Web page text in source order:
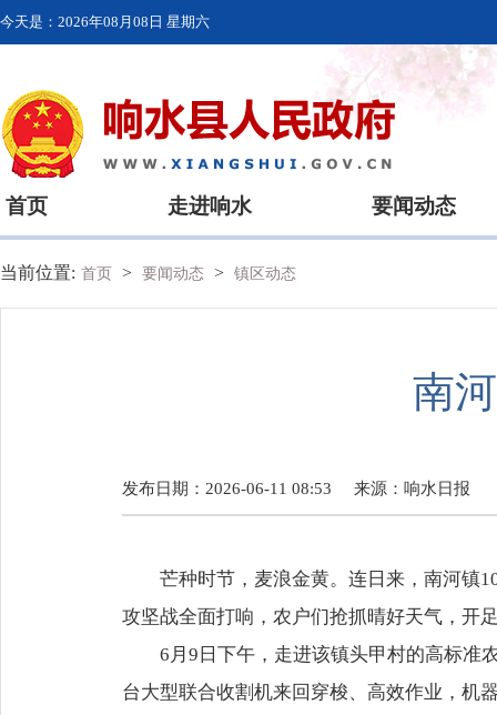
今天是： 2026年08月08日 星期六
首页 走进响水 要闻动态
当前位置: 首页 > 要闻动态 > 镇区动态
南
发布日期：2026-06-11 08:53 来源： 响水日报
芒种时节，麦浪金黄。连日来，南河镇
攻坚战全面打响，农户们抢抓晴好天气，开
6月9日下午，走进该镇头甲村的高标准
台大型联合收割机来回穿梭、高效作业，机